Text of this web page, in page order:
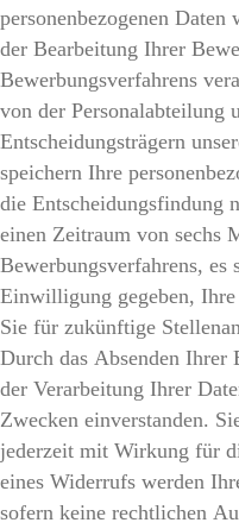
personenbezogenen
der Bearbeitung Ihrer
Bewerbungsverfahrens
von der Personalabteilung
Entscheidungsträgern
speichern Ihre
die Entscheidungsfindung
einen Zeitraum von sechs
Bewerbungsverfahrens, es
Einwilligung gegeben,
Sie für zukünftige
Durch das Absenden Ihrer
der Verarbeitung Ihrer
Zwecken einverstanden.
jederzeit mit Wirkung für
eines Widerrufs werden
sofern keine rechtlichen